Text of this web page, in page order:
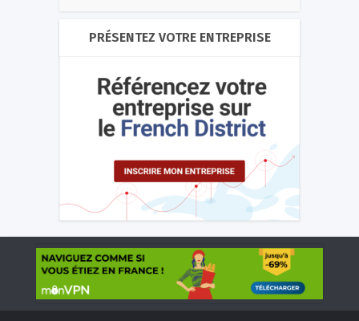
PRÉSENTEZ VOTRE ENTREPRISE